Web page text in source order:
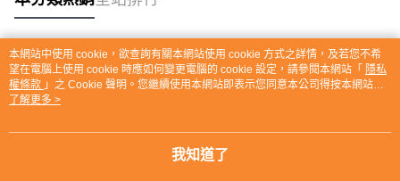
熱門標籤
本網站中使用 cookie，欲查詢有關本網站使用 cookie 方式之詳情，及若您不希
望在電腦上使用 cookie 時應如何變更電腦的 cookie 設定，請參閱本網站「 隱私
權條款 」之 Cookie 聲明。您繼續使用本網站即表示您同意本公司得按本網站使
用條款之 Cookie 聲明使用 cookie。
了解更多 >
我知道了